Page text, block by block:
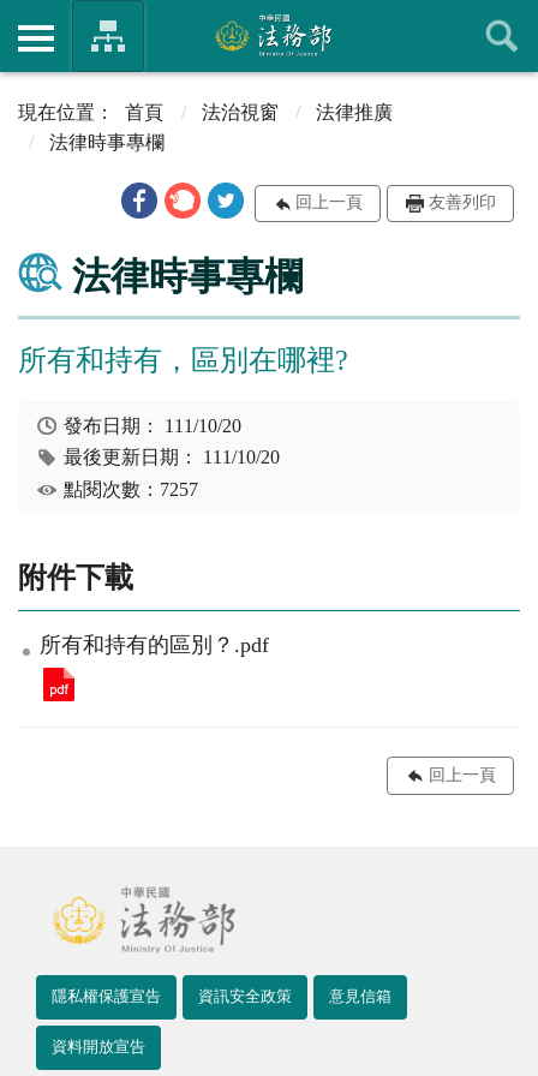
首頁 法治視窗
法律推廣
法律時事專欄
回上一頁 友善列印
法律時事專欄
所有和持有，區別在哪裡?
發布日期： 111/10/20
最後更新日期： 111/10/20
點閱次數：7257
附件下載
所有和持有的區別？.pdf
回上一頁
隱私權保護宣告 資訊安全政策 意見信箱
資料開放宣告